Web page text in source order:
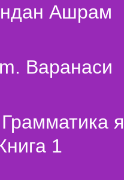
Ашрам
Варанаси
1